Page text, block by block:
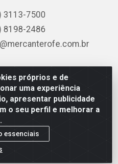
próprios e de
uma experiência
apresentar publicidade
o seu perfil e melhorar a
essenciais
3113-7500
8198-2486
Ribeiro de Luna, 3777 -
PB - CEP 58081-400 -
0001-85